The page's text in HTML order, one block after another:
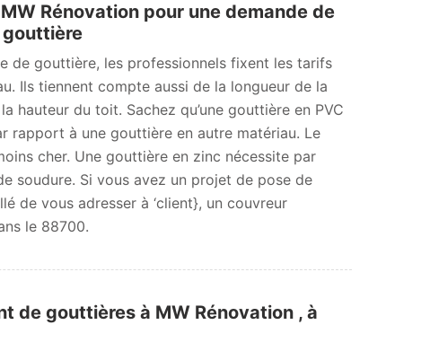
Rénovation pour une demande de
de gouttière, les professionnels fixent les tarifs
Ils tiennent compte aussi de la longueur de la
hauteur du toit. Sachez qu’une gouttière en PVC
rapport à une gouttière en autre matériau. Le
cher. Une gouttière en zinc nécessite par
soudure. Si vous avez un projet de pose de
de vous adresser à ‘client}, un couvreur
le 88700.
de gouttières à MW Rénovation , à